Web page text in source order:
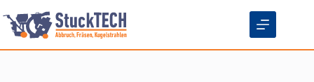
Inhalt
springen